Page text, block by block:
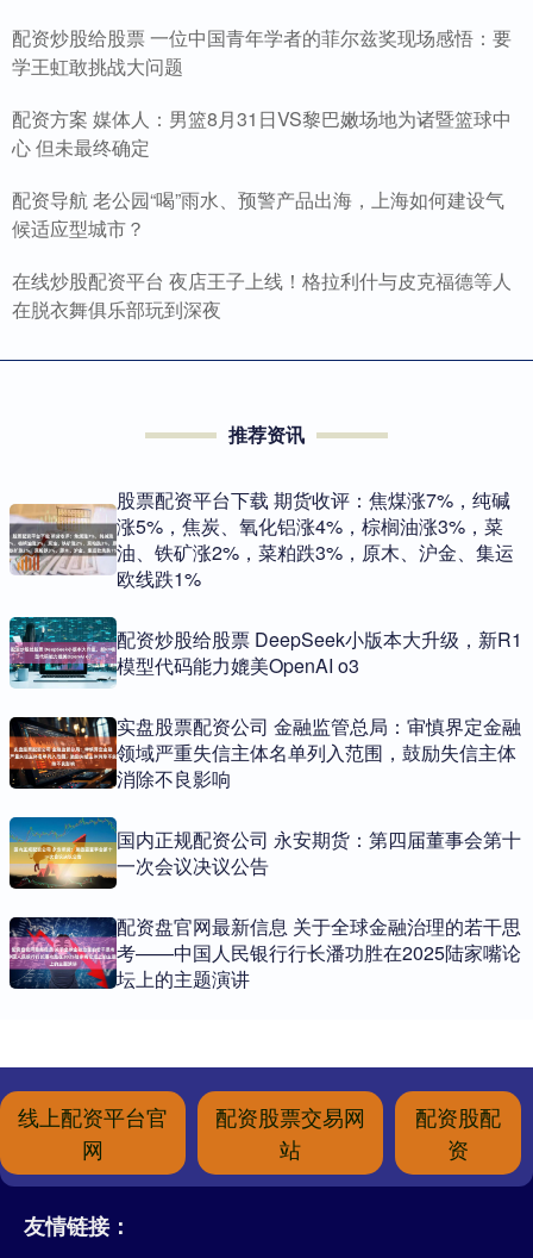
配资炒股给股票 一位中国青年学者的菲尔兹奖现场感悟：要
学王虹敢挑战大问题
配资方案 媒体人：男篮8月31日VS黎巴嫩场地为诸暨篮球中
心 但未最终确定
配资导航 老公园“喝”雨水、预警产品出海，上海如何建设气
候适应型城市？
在线炒股配资平台 夜店王子上线！格拉利什与皮克福德等人
在脱衣舞俱乐部玩到深夜
推荐资讯
股票配资平台下载 期货收评：焦煤涨7%，纯碱
涨5%，焦炭、氧化铝涨4%，棕榈油涨3%，菜
油、铁矿涨2%，菜粕跌3%，原木、沪金、集运
欧线跌1%
配资炒股给股票 DeepSeek小版本大升级，新R1
模型代码能力媲美OpenAI o3
实盘股票配资公司 金融监管总局：审慎界定金融
领域严重失信主体名单列入范围，鼓励失信主体
消除不良影响
国内正规配资公司 永安期货：第四届董事会第十
一次会议决议公告
配资盘官网最新信息 关于全球金融治理的若干思
考——中国人民银行行长潘功胜在2025陆家嘴论
坛上的主题演讲
线上配资平台官
网
配资股票交易网
站
配资股配
资
友情链接：